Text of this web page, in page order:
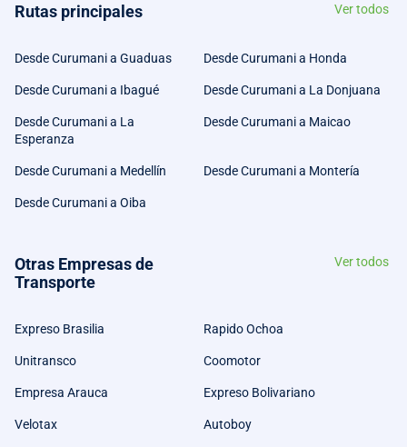
Rutas principales Ver todos
Desde Curumani a Guaduas Desde Curumani a Honda
Desde Curumani a Ibagué Desde Curumani a La Donjuana
Desde Curumani a La
Esperanza
Desde Curumani a Maicao
Desde Curumani a Medellín Desde Curumani a Montería
Desde Curumani a Oiba
Otras Empresas de
Transporte
Ver todos
Expreso Brasilia Rapido Ochoa
Unitransco Coomotor
Empresa Arauca Expreso Bolivariano
Velotax Autoboy